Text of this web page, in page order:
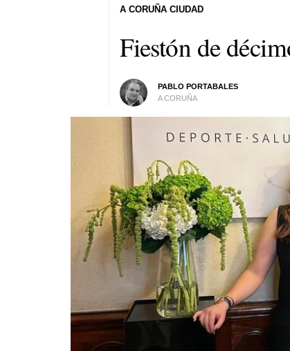
Fiestón de
PABLO PORTABALES
A CORUÑA
A CORUÑA CIUDAD